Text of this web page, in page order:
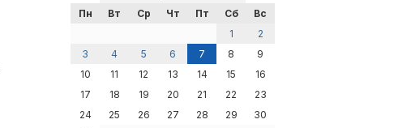
Пн
Вт Ср Чт Пт Сб
Вс
1
2
3
4 5 6 7 8
9
10
11 12 13 14 15
16
17
18 19 20 21 22
23
24
25 26 27 28 29
30